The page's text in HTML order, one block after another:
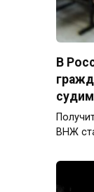
В
ВНЖ